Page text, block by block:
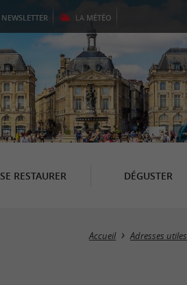
NEWSLETTER LA MÉTÉO
SE RESTAURER DÉGUSTER
Accueil Adresses utiles